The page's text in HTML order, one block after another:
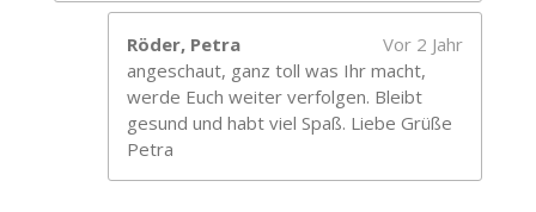
Röder, Petra
Vor 2 Jahr
angeschaut, ganz toll was Ihr macht,
werde Euch weiter verfolgen. Bleibt
gesund und habt viel Spaß. Liebe Grüße
Petra